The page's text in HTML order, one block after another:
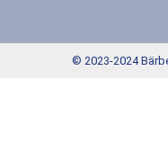
© 2023-2024